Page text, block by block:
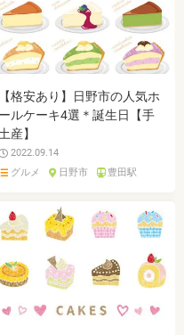
【格安あり】日野市の人気ホ
ールケーキ4選＊誕生日【手
土産】
2022.09.14
グルメ
日野市 豊田駅